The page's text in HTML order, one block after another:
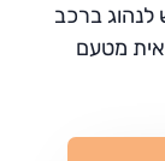
לנהוג ברכב
מטעם